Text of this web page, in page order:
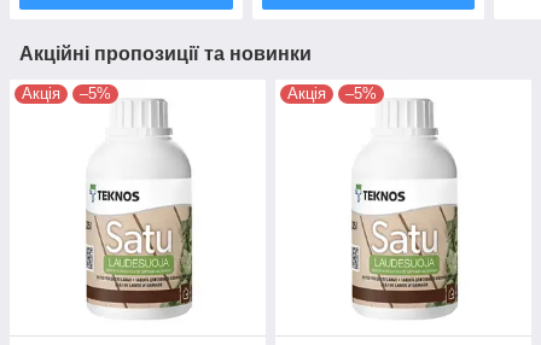
Акційні пропозиції та новинки
Акція –5% Акція –5%